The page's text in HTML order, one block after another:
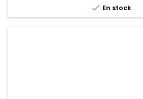
 En stock